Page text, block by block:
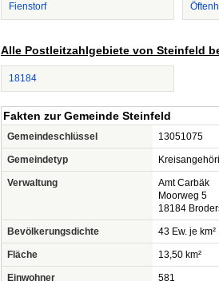
Fienstorf
Alle Postleitzahlgebiete von Steinfeld
18184
Fakten zur Gemeinde Steinfeld
Gemeindeschlüssel 13051075
Gemeindetyp
Verwaltung
Amt Carbäk
Moorweg 5
18184
Bevölkerungsdichte 43 Ew. je km²
Fläche 13,50 km²
Einwohner 581